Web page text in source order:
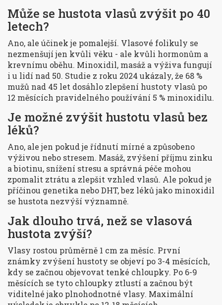
Může se hustota vlasů zvýšit po 40
letech?
Ano, ale účinek je pomalejší. Vlasové folikuly se
nezmenšují jen kvůli věku - ale kvůli hormonům a
krevnímu oběhu. Minoxidil, masáž a výživa fungují
i u lidí nad 50. Studie z roku 2024 ukázaly, že 68 %
mužů nad 45 let dosáhlo zlepšení hustoty vlasů po
12 měsících pravidelného používání 5 % minoxidilu.
Je možné zvýšit hustotu vlasů bez
léků?
Ano, ale jen pokud je řídnutí mírné a způsobeno
výživou nebo stresem. Masáž, zvýšení příjmu zinku
a biotinu, snížení stresu a správná péče mohou
zpomalit ztrátu a zlepšit vzhled vlasů. Ale pokud je
příčinou genetika nebo DHT, bez léků jako minoxidil
se hustota nezvýší významně.
Jak dlouho trvá, než se vlasová
hustota zvýší?
Vlasy rostou průměrně 1 cm za měsíc. První
známky zvýšení hustoty se objeví po 3-4 měsících,
kdy se začnou objevovat tenké chloupky. Po 6-9
měsících se tyto chloupky ztlustí a začnou být
viditelné jako plnohodnotné vlasy. Maximální